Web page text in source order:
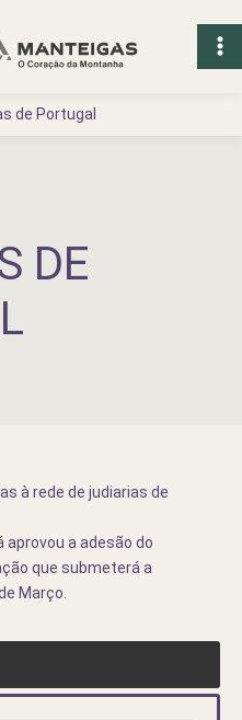
de Portugal
DE
à rede de judiarias de
aprovou a adesão do
que submeterá a
Março.